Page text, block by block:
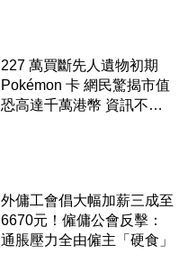
227 萬買斷先人遺物初期
Pokémon 卡 網民驚揭市值
恐高達千萬港幣 資訊不對
外傭工會倡大幅加薪三成至
6670元！僱傭公會反擊：
通脹壓力全由僱主「硬食」